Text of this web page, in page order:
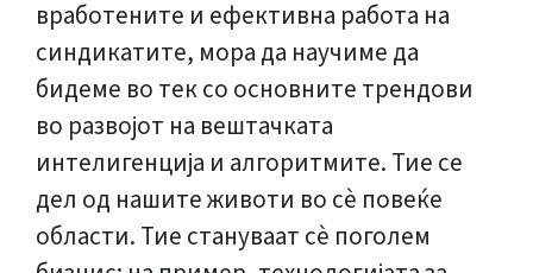
вработените и ефективна работа на
синдикатите, мора да научиме да
бидеме во тек со основните трендови
во развојот на вештачката
интелигенција и алгоритмите. Тие се
дел од нашите животи во сè повеќе
области. Тие стануваат сè поголем